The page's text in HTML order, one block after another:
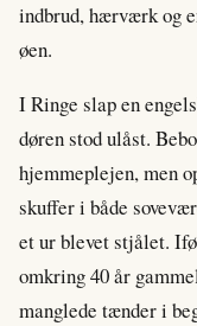
indbrud, hærværk og
øen.
I Ringe slap en
døren stod ulåst.
hjemmeplejen, men
skuffer i både
et ur blevet stjålet.
omkring 40 år
manglede tænder i